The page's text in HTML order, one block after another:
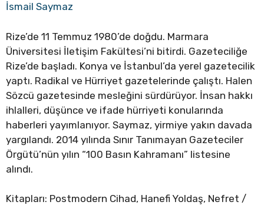
İsmail Saymaz
Rize’de 11 Temmuz 1980’de doğdu. Marmara
Üniversitesi İletişim Fakültesi’ni bitirdi. Gazeteciliğe
Rize’de başladı. Konya ve İstanbul’da yerel gazetecilik
yaptı. Radikal ve Hürriyet gazetelerinde çalıştı. Halen
Sözcü gazetesinde mesleğini sürdürüyor. İnsan hakkı
ihlalleri, düşünce ve ifade hürriyeti konularında
haberleri yayımlanıyor. Saymaz, yirmiye yakın davada
yargılandı. 2014 yılında Sınır Tanımayan Gazeteciler
Örgütü’nün yılın “100 Basın Kahramanı” listesine
alındı.
Kitapları: Postmodern Cihad, Hanefi Yoldaş, Nefret /